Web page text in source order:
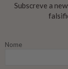
Subscreve a
Nome